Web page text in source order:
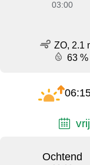
03:00
ZO, 2.1
63 %
Ochtend